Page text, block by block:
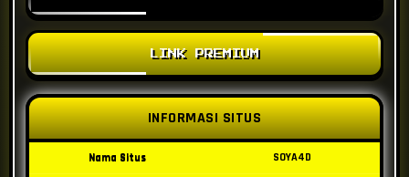
LINK PREMIUM
INFORMASI SITUS
Nama Situs SOYA4D